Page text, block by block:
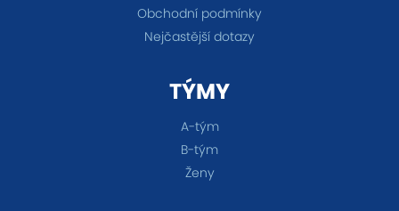
Obchodní podmínky
Nejčastější dotazy
TÝMY
A-tým
B-tým
Ženy